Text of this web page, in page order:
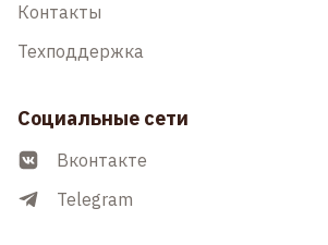
Контакты
Техподдержка
Социальные сети
Вконтакте
Telegram